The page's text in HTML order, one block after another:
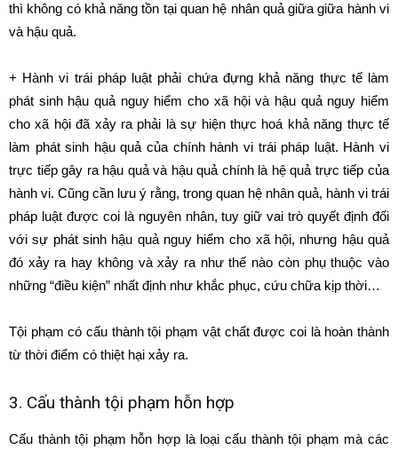
thì không có khả năng tồn tại quan hệ nhân quả giữa giữa hành vi
và hậu quả.
+ Hành vi trái pháp luật phải chứa đựng khả năng thực tế làm
phát sinh hậu quả nguy hiểm cho xã hội và hậu quả nguy hiểm
cho xã hội đã xảy ra phải là sự hiện thực hoá khả năng thực tế
làm phát sinh hậu quả của chính hành vi trái pháp luật. Hành vi
trực tiếp gây ra hậu quả và hậu quả chính là hệ quả trực tiếp của
hành vi. Cũng cần lưu ý rằng, trong quan hệ nhân quả, hành vi trái
pháp luật được coi là nguyên nhân, tuy giữ vai trò quyết định đối
với sự phát sinh hậu quả nguy hiểm cho xã hội, nhưng hậu quả
đó xảy ra hay không và xảy ra như thế nào còn phụ thuộc vào
những “điều kiện” nhất định như khắc phục, cứu chữa kịp thời…
Tội phạm có cấu thành tội phạm vật chất được coi là hoàn thành
từ thời điểm có thiệt hại xảy ra.
3. Cấu thành tội phạm hỗn hợp
Cấu thành tội phạm hỗn hợp là loại cấu thành tội phạm mà các